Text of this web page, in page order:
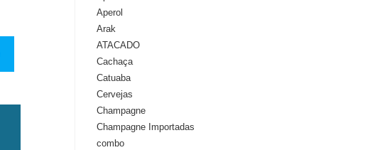
Aperol
Arak
ATACADO
Cachaça
Catuaba
Cervejas
Champagne
Champagne Importadas
combo